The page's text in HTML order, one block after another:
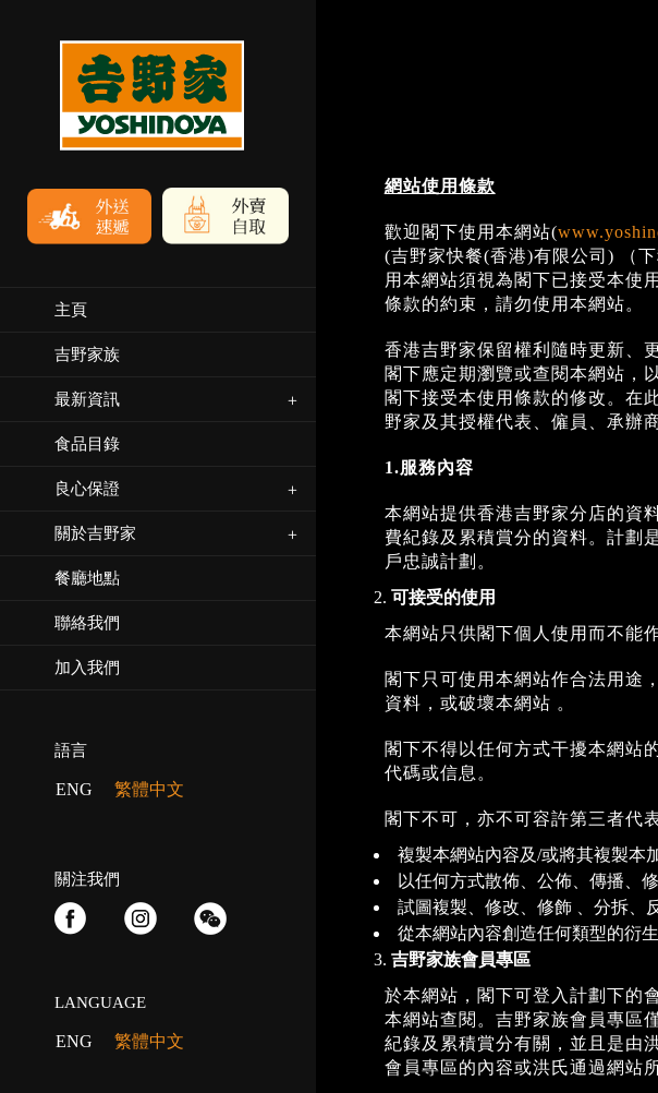
主頁
吉野家族
最新資訊
食品目錄
良心保證
關於吉野家
餐廳地點
聯絡我們
加入我們
語言
ENG 繁體中文
關注我們
LANGUAGE
ENG 繁體中文
網站使用條款
歡迎閣下使用本網站(
(吉野家快餐(香港)有限公司) （下
用本網站須視為閣下已接受本使
條款的約束，請勿使用本網站。
香港吉野家保留權利隨時更新、
閣下應定期瀏覽或查閱本網站，
閣下接受本使用條款的修改。在
野家及其授權代表、僱員、承辦
1.服務內容
本網站提供香港吉野家分店的資
費紀錄及累積賞分的資料。計劃
戶忠誠計劃。
可接受的使用
本網站只供閣下個人使用而不能
閣下只可使用本網站作合法用途
資料，或破壞本網站 。
閣下不得以任何方式干擾本網站
代碼或信息。
閣下不可，亦不可容許第三者代
複製本網站內容及/或將其複製本
以任何方式散佈、公佈、傳播、
試圖複製、修改、修飾 、分拆、
從本網站內容創造任何類型的衍生
吉野家族會員專區
於本網站，閣下可登入計劃下的
本網站查閱。吉野家族會員專區
紀錄及累積賞分有關，並且是由
會員專區的內容或洪氏通過網站